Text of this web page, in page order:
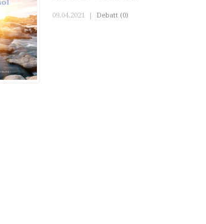
09.04.2021 Debatt (0)